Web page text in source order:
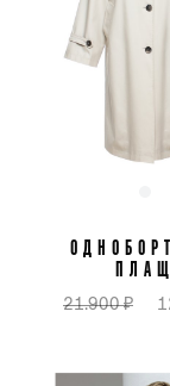
ПЛАЩ
21.900 ₽